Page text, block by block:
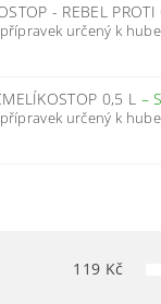
- REBEL
určený k
0,5 L –
určený k
119 Kč